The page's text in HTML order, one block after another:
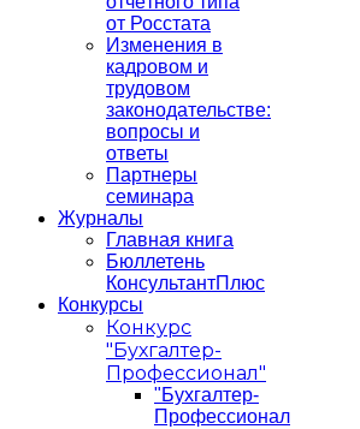
от Росстата
Изменения в
кадровом и
трудовом
законодательстве:
вопросы и
ответы
Партнеры
семинара
Журналы
Главная книга
Бюллетень
КонсультантПлюс
Конкурсы
Конкурс
"Бухгалтер-
Профессионал"
"Бухгалтер-
Профессионал